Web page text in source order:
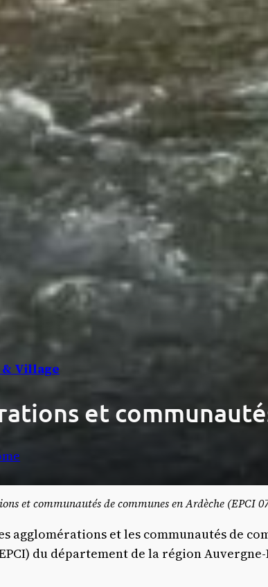
Village
et
et communautés de communes en Ardèche (EPCI
agglomérations et les communautés de
du département de la région Auvergne-